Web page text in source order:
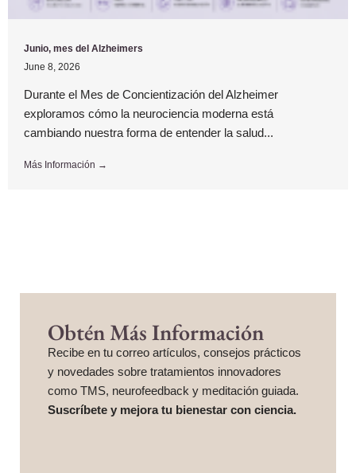
Junio, mes del Alzheimers
June 8, 2026
Durante el Mes de Concientización del Alzheimer
exploramos cómo la neurociencia moderna está
cambiando nuestra forma de entender la salud...
Más Información →
Obtén Más Información
Recibe en tu correo artículos, consejos prácticos
y novedades sobre tratamientos innovadores
como TMS, neurofeedback y meditación guiada.
Suscríbete y mejora tu bienestar con ciencia.